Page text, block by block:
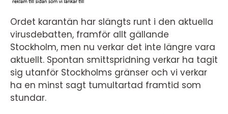
Ordet karantän har slängts runt i den aktuella
virusdebatten, framför allt gällande
Stockholm, men nu verkar det inte längre vara
aktuellt. Spontan smittspridning verkar ha tagit
sig utanför Stockholms gränser och vi verkar
ha en minst sagt tumultartad framtid som
stundar.